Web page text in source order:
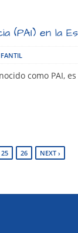
(PAI) en la
como PAI,
25 26 NEXT ›